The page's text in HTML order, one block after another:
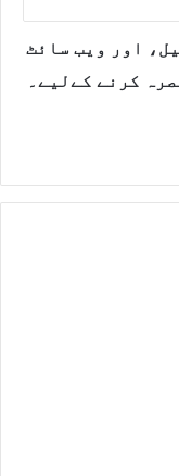
اور ویب سائٹ
کرنے کےلیے۔